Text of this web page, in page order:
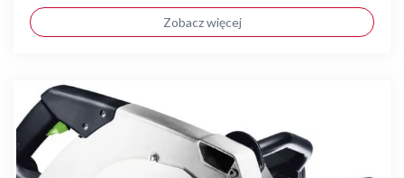
Zobacz więcej